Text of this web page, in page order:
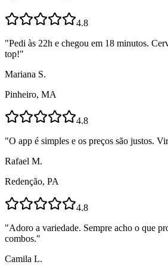
4.8
"Pedi às 22h e chegou em 18 minutos.
top!"
Mariana S.
Pinheiro, MA
4.8
"O app é simples e os preços são justos.
Rafael M.
Redenção, PA
4.8
"Adoro a variedade. Sempre acho o que
combos."
Camila L.